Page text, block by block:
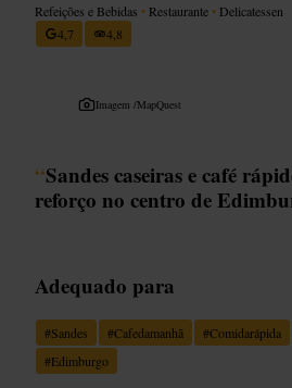
Refeições e Bebidas • Restaurante • Delicatessen
4,7
4,8
Imagem /MapQuest
“Sandes caseiras e café
reforço no centro de
Adequado para
#Sandes #Cafedamanhã #Comidarápida
#Edimburgo